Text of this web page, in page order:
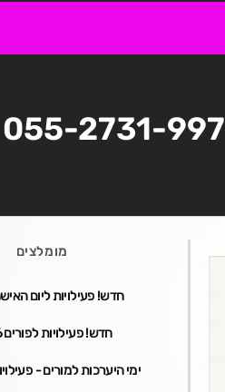
055-2731-997
מומלצים
חדש! פעילויות ליום האישה
חדש! פעילויות לפורים 2026
ימי היערכות למורים -